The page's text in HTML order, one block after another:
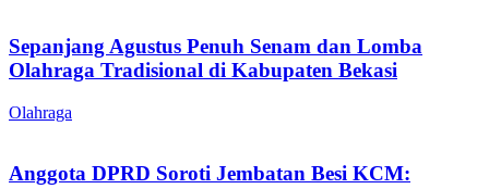
Sepanjang Agustus Penuh Senam dan Lomba
Olahraga Tradisional di Kabupaten Bekasi
Olahraga
Anggota DPRD Soroti Jembatan Besi KCM: